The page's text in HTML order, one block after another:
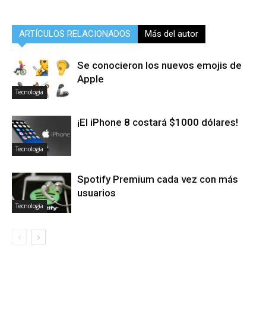
ARTÍCULOS RELACIONADOS Más del autor
Tecnología
Se conocieron los nuevos emojis de
Apple
Tecnología
¡El iPhone 8 costará $1000 dólares!
Tecnología
Spotify Premium cada vez con más
usuarios